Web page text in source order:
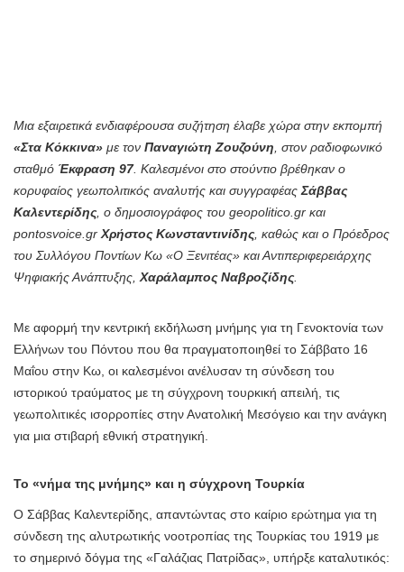
Μια εξαιρετικά ενδιαφέρουσα συζήτηση έλαβε χώρα στην εκπομπή
«Στα Κόκκινα» με τον Παναγιώτη Ζουζούνη , στον ραδιοφωνικό
σταθμό Έκφραση 97. Καλεσμένοι στο στούντιο βρέθηκαν ο
κορυφαίος γεωπολιτικός αναλυτής και συγγραφέας Σάββας
Καλεντερίδης , ο δημοσιογράφος του geopolitico.gr και
pontosvoice.gr Χρήστος Κωνσταντινίδης , καθώς και ο Πρόεδρος
του Συλλόγου Ποντίων Κω «Ο Ξενιτέας» και Αντιπεριφερειάρχης
Ψηφιακής Ανάπτυξης, Χαράλαμπος Ναβροζίδης
Με αφορμή την κεντρική εκδήλωση μνήμης για τη Γενοκτονία των
Ελλήνων του Πόντου που θα πραγματοποιηθεί το Σάββατο 16
Μαΐου στην Κω, οι καλεσμένοι ανέλυσαν τη σύνδεση του
ιστορικού τραύματος με τη σύγχρονη τουρκική απειλή, τις
γεωπολιτικές ισορροπίες στην Ανατολική Μεσόγειο και την ανάγκη
για μια στιβαρή εθνική στρατηγική.
Το «νήμα της μνήμης» και η σύγχρονη Τουρκία
Ο Σάββας Καλεντερίδης, απαντώντας στο καίριο ερώτημα για τη
σύνδεση της αλυτρωτικής νοοτροπίας της Τουρκίας του 1919 με
το σημερινό δόγμα της «Γαλάζιας Πατρίδας», υπήρξε καταλυτικός: